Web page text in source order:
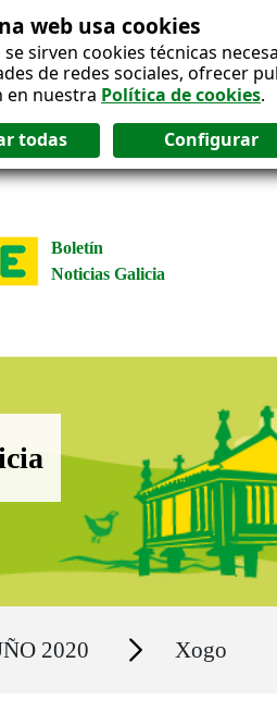
web usa cookies
se sirven cookies técnicas
de redes sociales, ofrecer
en nuestra Política de cookies.
Boletín
Noticias Galicia
Galicia
2020 Secciones Xogo